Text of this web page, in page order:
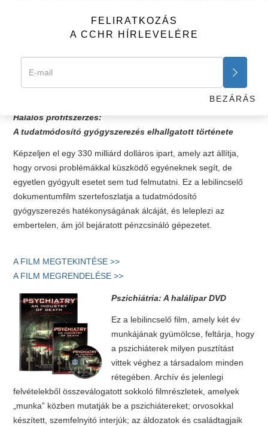
szól, amellyel 80 milliárd dollárnyi nyereséget szereztek azáltal,
hogy tudatmódosító szereket adtak el gyanútlan embereknek.
Halálos profitszerzés:
A tudatmódosító gyógyszerezés elhallgatott története
Képzeljen el egy 330 milliárd dolláros ipart, amely azt állítja,
hogy orvosi problémákkal küszködő egyéneknek segít, de
egyetlen gyógyult esetet sem tud felmutatni. Ez a lebilincselő
dokumentumfilm szertefoszlatja a tudatmódosító
gyógyszerezés hatékonyságának álcáját, és leleplezi az
embertelen, ám jól bejáratott pénzcsináló gépezetet.
A FILM MEGTEKINTÉSE >>
A FILM MEGRENDELÉSE >>
Pszichiátria: A halálipar DVD
Ez a lebilincselő film, amely két év
munkájának gyümölcse, feltárja, hogy
a pszichiáterek milyen pusztítást
vittek véghez a társadalom minden
rétegében. Archív és jelenlegi
felvételekből összeválogatott sokkoló filmrészletek, amelyek
„munka” közben mutatják be a pszichiátereket; orvosokkal
készített, szemfelnyitó interjúk; az áldozatok és családtagjaik
FELIRATKOZÁS
A CCHR HÍRLEVELÉRE
BEZÁRÁS